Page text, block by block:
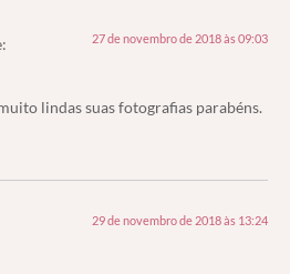
27 de novembro de 2018 às 09:03
lindas suas fotografias parabéns.
29 de novembro de 2018 às 13:24